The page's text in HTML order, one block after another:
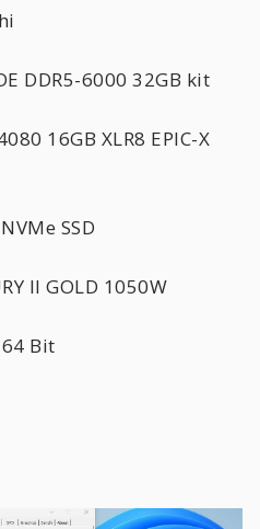
DDR5-6000 32GB kit
16GB XLR8 EPIC-X
SSD
II GOLD 1050W
Bit